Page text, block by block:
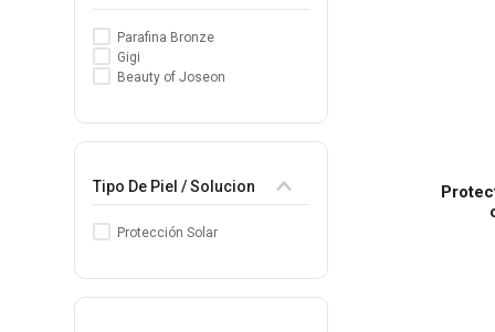
Parafina Bronze
Gigi
Beauty of Joseon
Tipo De Piel / Solucion
Protección Solar